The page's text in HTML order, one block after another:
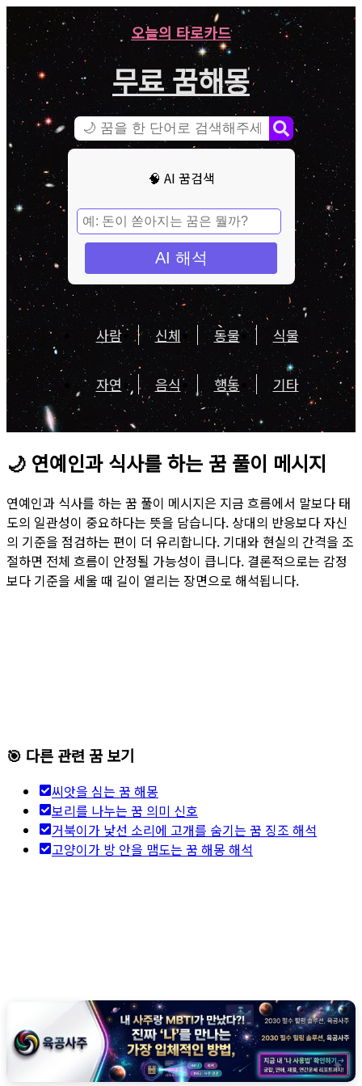
오늘의 타로카드
무료 꿈해몽
🧠 AI 꿈검색
AI 해석
사람 신체 동물 식물
자연 음식 행동 기타
🌙 연예인과 식사를 하는 꿈 풀이 메시지
연예인과 식사를 하는 꿈 풀이 메시지은 지금 흐름에서 말보다 태
도의 일관성이 중요하다는 뜻을 담습니다. 상대의 반응보다 자신
의 기준을 점검하는 편이 더 유리합니다. 기대와 현실의 간격을 조
절하면 전체 흐름이 안정될 가능성이 큽니다. 결론적으로는 감정
보다 기준을 세울 때 길이 열리는 장면으로 해석됩니다.
🎯 다른 관련 꿈 보기
씨앗을 심는 꿈 해몽
보리를 나누는 꿈 의미 신호
거북이가 낯선 소리에 고개를 숨기는 꿈 징조 해석
고양이가 방 안을 맴도는 꿈 해몽 해석